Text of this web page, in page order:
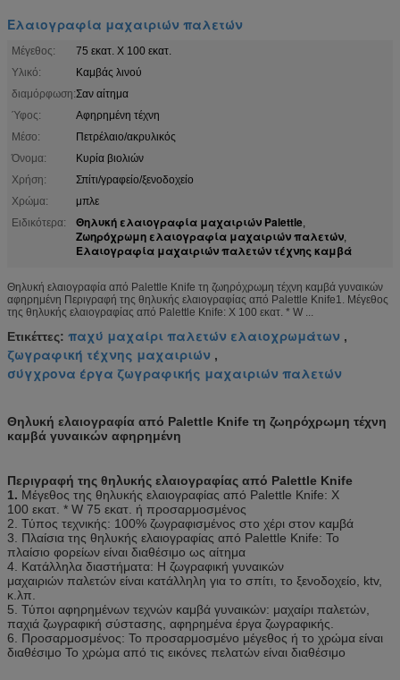
Ελαιογραφία μαχαιριών παλετών
Μέγεθος:
75 εκατ. Χ 100 εκατ.
Υλικό:
Καμβάς λινού
διαμόρφωση:Σαν αίτημα
Ύφος:
Αφηρημένη τέχνη
Μέσο:
Πετρέλαιο/ακρυλικός
Όνομα:
Κυρία βιολιών
Χρήση:
Σπίτι/γραφείο/ξενοδοχείο
Χρώμα:
μπλε
Ειδικότερα:
Θηλυκή ελαιογραφία μαχαιριών Palettle,
Ζωηρόχρωμη ελαιογραφία μαχαιριών παλετών,
Ελαιογραφία μαχαιριών παλετών τέχνης καμβά
Θηλυκή ελαιογραφία από Palettle Knife τη ζωηρόχρωμη τέχνη καμβά γυναικών
αφηρημένη Περιγραφή της θηλυκής ελαιογραφίας από Palettle Knife1. Μέγεθος
της θηλυκής ελαιογραφίας από Palettle Knife: Χ 100 εκατ. * W ...
Ετικέττες: παχύ μαχαίρι παλετών ελαιοχρωμάτων ,
ζωγραφική τέχνης μαχαιριών ,
σύγχρονα έργα ζωγραφικής μαχαιριών παλετών
Θηλυκή ελαιογραφία από Palettle Knife τη ζωηρόχρωμη τέχνη
καμβά γυναικών αφηρημένη
Περιγραφή της θηλυκής ελαιογραφίας από Palettle Knife
1. Μέγεθος της θηλυκής ελαιογραφίας από Palettle Knife: Χ
100 εκατ. * W 75 εκατ. ή προσαρμοσμένος
2. Τύπος τεχνικής: 100% ζωγραφισμένος στο χέρι στον καμβά
3. Πλαίσια της θηλυκής ελαιογραφίας από Palettle Knife: Το
πλαίσιο φορείων είναι διαθέσιμο ως αίτημα
4. Κατάλληλα διαστήματα: Η ζωγραφική γυναικών
μαχαιριών παλετών είναι κατάλληλη για το σπίτι, το ξενοδοχείο, ktv,
κ.λπ.
5. Τύποι αφηρημένων τεχνών καμβά γυναικών: μαχαίρι παλετών,
παχιά ζωγραφική σύστασης, αφηρημένα έργα ζωγραφικής.
6. Προσαρμοσμένος: Το προσαρμοσμένο μέγεθος ή το χρώμα είναι
διαθέσιμο Το χρώμα από τις εικόνες πελατών είναι διαθέσιμο